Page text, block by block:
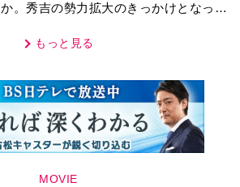
か。秀吉の勢力拡大のきっかけとなった
が『豊臣兄弟！』を解説
もっと見る
MOVIE